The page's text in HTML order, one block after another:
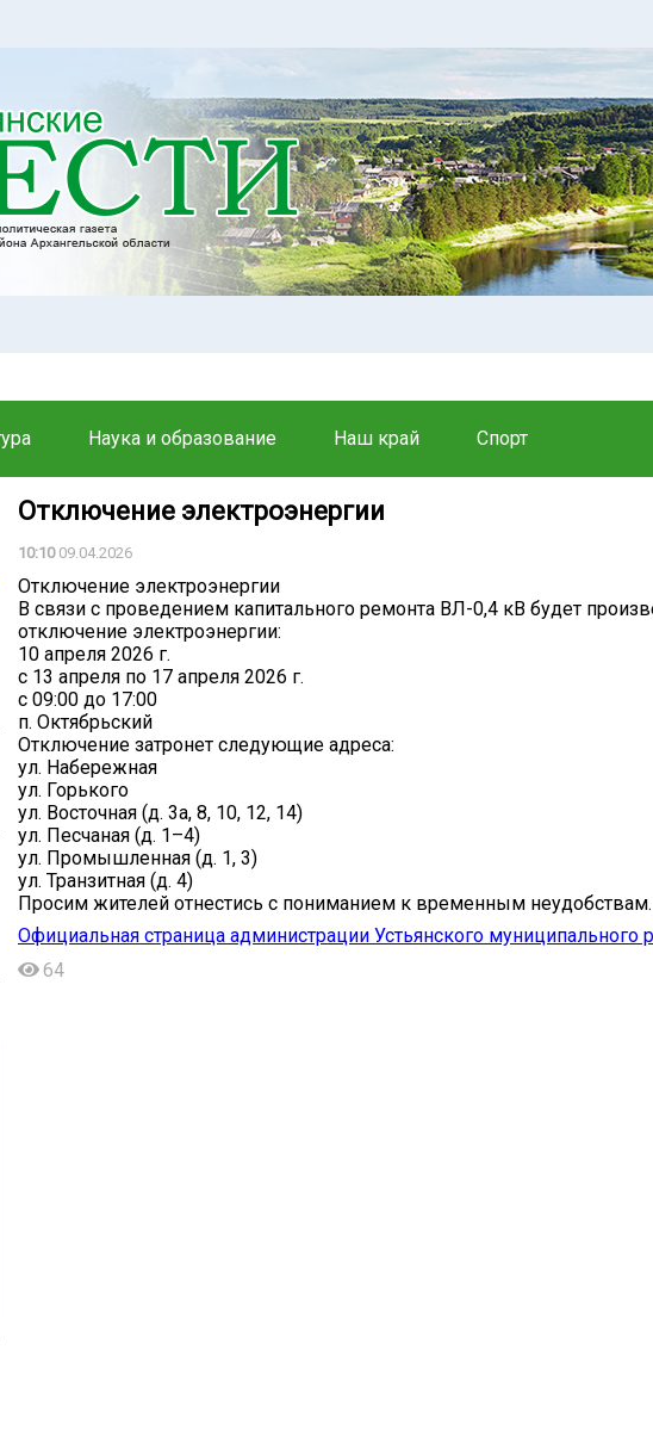
Наука и образование Наш край Спорт
Отключение электроэнергии
10:1009.04.2026
Отключение электроэнергии
В связи с проведением капитального ремонта ВЛ-0,4 кВ будет
отключение электроэнергии:
10 апреля 2026 г.
с 13 апреля по 17 апреля 2026 г.
с 09:00 до 17:00
п. Октябрьский
Отключение затронет следующие адреса:
ул. Набережная
ул. Горького
ул. Восточная (д. 3а, 8, 10, 12, 14)
ул. Песчаная (д. 1–4)
ул. Промышленная (д. 1, 3)
ул. Транзитная (д. 4)
Просим жителей отнестись с пониманием к временным неудобствам.
Официальная страница администрации Устьянского муниципального
64